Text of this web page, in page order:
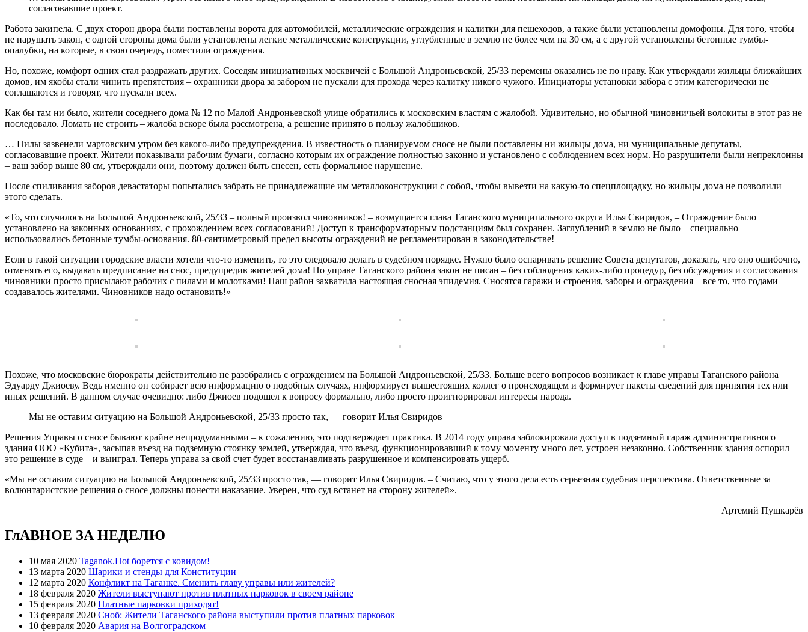
согласовавшие проект.
Работа закипела. С двух сторон двора были поставлены ворота для автомобилей, металлические ограждения и калитки для пешеходов, а также были установлены домофоны. Для того, чтобы
не нарушать закон, с одной стороны дома были установлены легкие металлические конструкции, углубленные в землю не более чем на 30 см, а с другой установлены бетонные тумбы-
опалубки, на которые, в свою очередь, поместили ограждения.
Но, похоже, комфорт одних стал раздражать других. Соседям инициативных москвичей с Большой Андроньевской, 25/33 перемены оказались не по нраву. Как утверждали жильцы ближайших
домов, им якобы стали чинить препятствия – охранники двора за забором не пускали для прохода через калитку никого чужого. Инициаторы установки забора с этим категорически не
соглашаются и говорят, что пускали всех.
Как бы там ни было, жители соседнего дома № 12 по Малой Андроньевской улице обратились к московским властям с жалобой. Удивительно, но обычной чиновничьей волокиты в этот раз не
последовало. Ломать не строить – жалоба вскоре была рассмотрена, а решение принято в пользу жалобщиков.
… Пилы зазвенели мартовским утром без какого-либо предупреждения. В известность о планируемом сносе не были поставлены ни жильцы дома, ни муниципальные депутаты,
согласовавшие проект. Жители показывали рабочим бумаги, согласно которым их ограждение полностью законно и установлено с соблюдением всех норм. Но разрушители были непреклонны
– ваш забор выше 80 см, утверждали они, поэтому должен быть снесен, есть формальное нарушение.
После спиливания заборов девастаторы попытались забрать не принадлежащие им металлоконструкции с собой, чтобы вывезти на какую-то спецплощадку, но жильцы дома не позволили
этого сделать.
«То, что случилось на Большой Андроньевской, 25/33 – полный произвол чиновников! – возмущается глава Таганского муниципального округа Илья Свиридов, – Ограждение было
установлено на законных основаниях, с прохождением всех согласований! Доступ к трансформаторным подстанциям был сохранен. Заглублений в землю не было – специально
использовались бетонные тумбы-основания. 80-сантиметровый предел высоты ограждений не регламентирован в законодательстве!
Если в такой ситуации городские власти хотели что-то изменить, то это следовало делать в судебном порядке. Нужно было оспаривать решение Совета депутатов, доказать, что оно ошибочно,
отменять его, выдавать предписание на снос, предупредив жителей дома! Но управе Таганского района закон не писан – без соблюдения каких-либо процедур, без обсуждения и согласования
чиновники просто присылают рабочих с пилами и молотками! Наш район захватила настоящая сносная эпидемия. Сносятся гаражи и строения, заборы и ограждения – все то, что годами
создавалось жителями. Чиновников надо остановить!»
Похоже, что московские бюрократы действительно не разобрались с ограждением на Большой Андроньевской, 25/33. Больше всего вопросов возникает к главе управы Таганского района
Эдуарду Джиоеву. Ведь именно он собирает всю информацию о подобных случаях, информирует вышестоящих коллег о происходящем и формирует пакеты сведений для принятия тех или
иных решений. В данном случае очевидно: либо Джиоев подошел к вопросу формально, либо просто проигнорировал интересы народа.
Мы не оставим ситуацию на Большой Андроньевской, 25/33 просто так, — говорит Илья Свиридов
Решения Управы о сносе бывают крайне непродуманными – к сожалению, это подтверждает практика. В 2014 году управа заблокировала доступ в подземный гараж административного
здания ООО «Кубита», засыпав въезд на подземную стоянку землей, утверждая, что въезд, функционировавший к тому моменту много лет, устроен незаконно. Собственник здания оспорил
это решение в суде – и выиграл. Теперь управа за свой счет будет восстанавливать разрушенное и компенсировать ущерб.
«Мы не оставим ситуацию на Большой Андроньевской, 25/33 просто так, — говорит Илья Свиридов. – Считаю, что у этого дела есть серьезная судебная перспектива. Ответственные за
волюнтаристские решения о сносе должны понести наказание. Уверен, что суд встанет на сторону жителей».
Артемий Пушкарёв
ГлАВНОЕ ЗА НЕДЕЛЮ
10 мая 2020 Taganok.Hot борется с ковидом!
13 марта 2020 Шарики и стенды для Конституции
12 марта 2020 Конфликт на Таганке. Сменить главу управы или жителей?
18 февраля 2020 Жители выступают против платных парковок в своем районе
15 февраля 2020 Платные парковки приходят!
13 февраля 2020 Сноб: Жители Таганского района выступили против платных парковок
10 февраля 2020 Авария на Волгоградском